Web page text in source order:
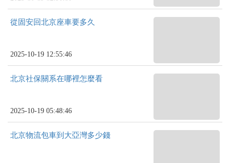
從固安回北京座車要多久
2025-10-19 12:55:46
北京社保關系在哪裡怎麼看
2025-10-19 05:48:46
北京物流包車到大亞灣多少錢